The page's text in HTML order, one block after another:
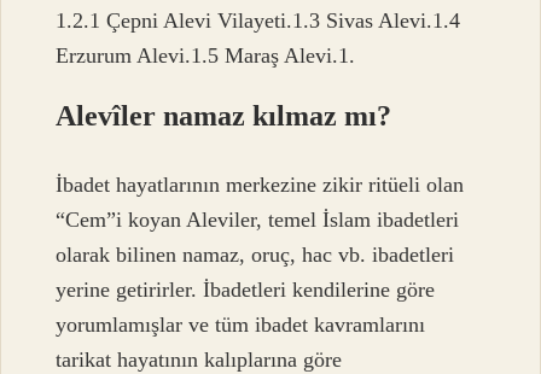
1.2.1 Çepni Alevi Vilayeti.1.3 Sivas Alevi.1.4
Erzurum Alevi.1.5 Maraş Alevi.1.
Alevîler namaz kılmaz mı?
İbadet hayatlarının merkezine zikir ritüeli olan
“Cem”i koyan Aleviler, temel İslam ibadetleri
olarak bilinen namaz, oruç, hac vb. ibadetleri
yerine getirirler. İbadetleri kendilerine göre
yorumlamışlar ve tüm ibadet kavramlarını
tarikat hayatının kalıplarına göre